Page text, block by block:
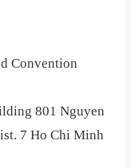
Convention
801 Nguyen
7 Ho Chi Minh